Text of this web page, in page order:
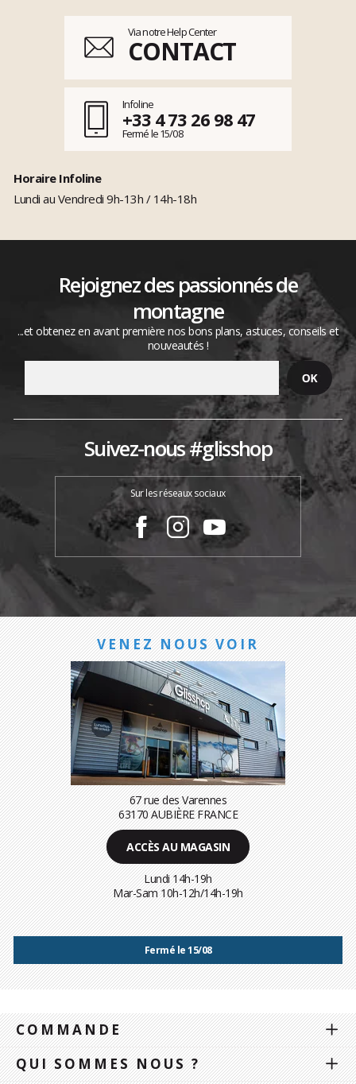
Via notre Help Center
CONTACT
Infoline
+33 4 73 26 98 47
Fermé le 15/08
Horaire Infoline
Lundi au Vendredi 9h-13h / 14h-18h
Rejoignez des passionnés de
montagne
...et obtenez en avant première nos bons plans, astuces, conseils et
nouveautés !
Suivez-nous #glisshop
Sur les réseaux sociaux
VENEZ NOUS VOIR
67 rue des Varennes
63170 AUBIÈRE FRANCE
ACCÈS AU MAGASIN
Lundi 14h-19h
Mar-Sam 10h-12h/14h-19h
Fermé le 15/08
COMMANDE
QUI SOMMES NOUS ?